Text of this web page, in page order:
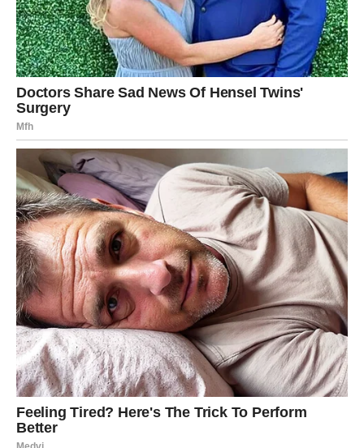
RIBE
Ribe konačno ulaze u period tokom kojeg osjećaju da su
voljene i cijenjene onako kako zaslužuju.
Na finansijskom planu dolazi olakšanje i osjećaj
sigurnosti.
Karma vam vraća mir i ljubav
Poslije mnogo suza dolaze mnogo sretniji dani.
Karma sada donosi nagrade onima koji su dugo patili,
ćutali i nosili teret bez velike pomoći drugih ljudi.
Posebno srećni biće Bikovi, Vage i Jarčevi kojima dolaze
ljubav, stabilnost i velika životna olakšanja.
Zvijezde poručuju da nijedna suza, trud ili dobro djelo
nisu ostali neprimijećeni. Univerzum sada vraća sreću
upravo onima koji su je najviše zaslužili.